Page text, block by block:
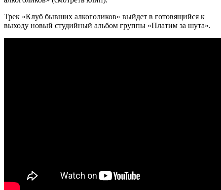
Трек «Клуб бывших алкоголиков» выйдет в готовящийся к
выходу новый студийный альбом группы «Платим за шута».